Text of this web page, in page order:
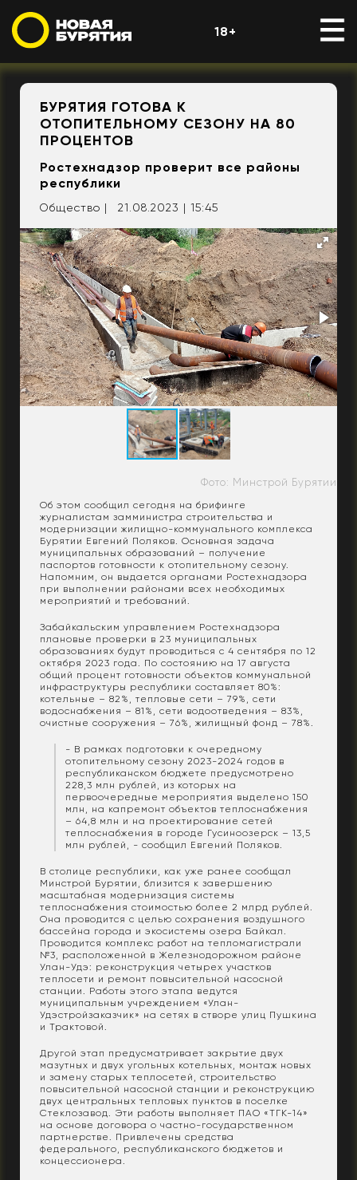
18+
БУРЯТИЯ ГОТОВА К
ОТОПИТЕЛЬНОМУ СЕЗОНУ НА 80
ПРОЦЕНТОВ
Ростехнадзор проверит все районы
республики
Общество | 21.08.2023 | 15:45
Фото: Минстрой Бурятии
Об этом сообщил сегодня на брифинге
журналистам замминистра строительства и
модернизации жилищно-коммунального комплекса
Бурятии Евгений Поляков. Основная задача
муниципальных образований – получение
паспортов готовности к отопительному сезону.
Напомним, он выдается органами Ростехнадзора
при выполнении районами всех необходимых
мероприятий и требований.
Забайкальским управлением Ростехнадзора
плановые проверки в 23 муниципальных
образованиях будут проводиться с 4 сентября по 12
октября 2023 года. По состоянию на 17 августа
общий процент готовности объектов коммунальной
инфраструктуры республики составляет 80%:
котельные – 82%, тепловые сети – 79%, сети
водоснабжения – 81%, сети водоотведения – 83%,
очистные сооружения – 76%, жилищный фонд – 78%.
- В рамках подготовки к очередному
отопительному сезону 2023-2024 годов в
республиканском бюджете предусмотрено
228,3 млн рублей, из которых на
первоочередные мероприятия выделено 150
млн, на капремонт объектов теплоснабжения
– 64,8 млн и на проектирование сетей
теплоснабжения в городе Гусиноозерск – 13,5
млн рублей, - сообщил Евгений Поляков.
В столице республики, как уже ранее сообщал
Минстрой Бурятии, близится к завершению
масштабная модернизация системы
теплоснабжения стоимостью более 2 млрд рублей.
Она проводится с целью сохранения воздушного
бассейна города и экосистемы озера Байкал.
Проводится комплекс работ на тепломагистрали
№3, расположенной в Железнодорожном районе
Улан-Удэ: реконструкция четырех участков
теплосети и ремонт повысительной насосной
станции. Работы этого этапа ведутся
муниципальным учреждением «Улан-
Удэстройзаказчик» на сетях в створе улиц Пушкина
и Трактовой.
Другой этап предусматривает закрытие двух
мазутных и двух угольных котельных, монтаж новых
и замену старых теплосетей, строительство
повысительной насосной станции и реконструкцию
двух центральных тепловых пунктов в поселке
Стеклозавод. Эти работы выполняет ПАО «ТГК-14»
на основе договора о частно-государственном
партнерстве. Привлечены средства
федерального, республиканского бюджетов и
концессионера.